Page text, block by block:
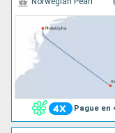
Pague en